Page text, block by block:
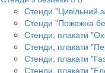
Стенди "Цивільний
Стенди "Пожежна
Стенди, плакати
Стенди, плакати
Стенди, плакати
Стенди, плакати